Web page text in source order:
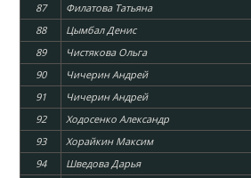
87
Филатова Татьяна
88
Цымбал Денис
89
Чистякова Ольга
90
Чичерин Андрей
91
Чичерин Андрей
92
Ходосенко Александр
93
Хорайкин Максим
94
Шведова Дарья